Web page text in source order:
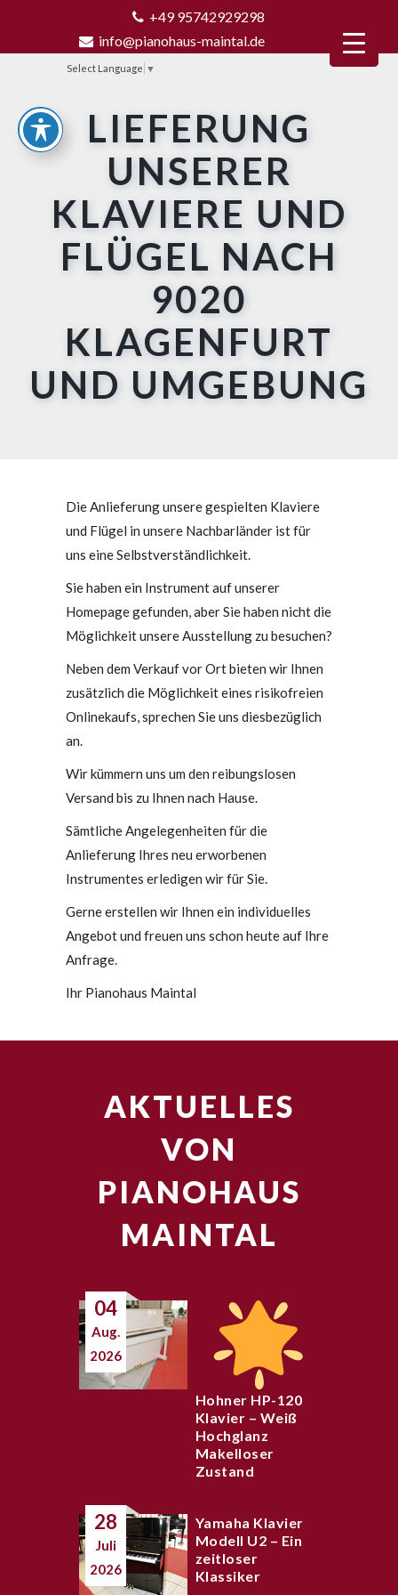
+49 95742929298
info@pianohaus-maintal.de
Select Language ▼
LIEFERUNG
UNSERER
KLAVIERE UND
FLÜGEL NACH
9020
KLAGENFURT
UND UMGEBUNG
Die Anlieferung unsere gespielten Klaviere
und Flügel in unsere Nachbarländer ist für
uns eine Selbstverständlichkeit.
Sie haben ein Instrument auf unserer
Homepage gefunden, aber Sie haben nicht die
Möglichkeit unsere Ausstellung zu besuchen?
Neben dem Verkauf vor Ort bieten wir Ihnen
zusätzlich die Möglichkeit eines risikofreien
Onlinekaufs, sprechen Sie uns diesbezüglich
an.
Wir kümmern uns um den reibungslosen
Versand bis zu Ihnen nach Hause.
Sämtliche Angelegenheiten für die
Anlieferung Ihres neu erworbenen
Instrumentes erledigen wir für Sie.
Gerne erstellen wir Ihnen ein individuelles
Angebot und freuen uns schon heute auf Ihre
Anfrage.
Ihr Pianohaus Maintal
AKTUELLES
VON
PIANOHAUS
MAINTAL
04
Aug.
2026
Hohner HP-120
Klavier – Weiß
Hochglanz
Makelloser
Zustand
28
Juli
2026
Yamaha Klavier
Modell U2 – Ein
zeitloser
Klassiker